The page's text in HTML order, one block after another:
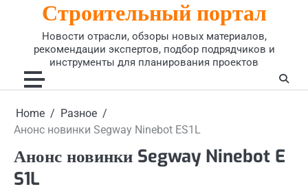
Строительный портал
Новости отрасли, обзоры новых материалов,
рекомендации экспертов, подбор подрядчиков и
инструменты для планирования проектов
Home
Разное
Анонс новинки Segway Ninebot ES1L
Анонс новинки Segway Ninebot E
S1L